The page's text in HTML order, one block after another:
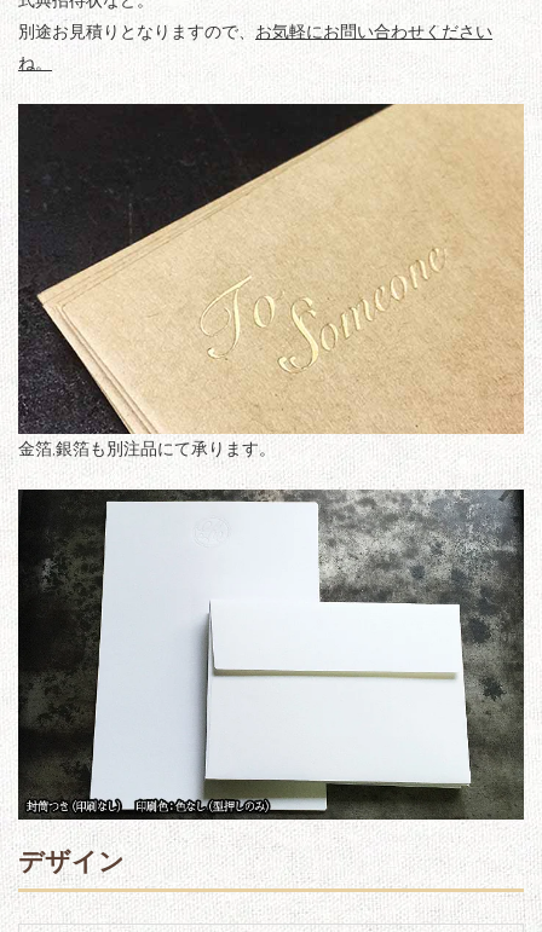
別途お見積りとなりますので、 お気軽にお問い合わせください
ね。
金箔,銀箔も別注品にて承ります。
デザイン